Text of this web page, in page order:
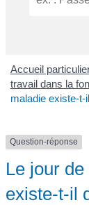
Accueil
travail dans la
maladie existe-t-
Question-réponse
Le jour
existe-t-il